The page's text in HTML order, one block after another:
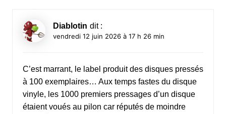
Diablotin dit :
vendredi 12 juin 2026 à 17 h 26 min
C’est marrant, le label produit des disques pressés
à 100 exemplaires… Aux temps fastes du disque
vinyle, les 1000 premiers pressages d’un disque
étaient voués au pilon car réputés de moindre